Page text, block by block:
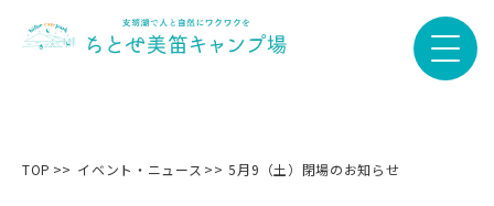
TOP イベント・ニュース 5月9（土）閉場のお知らせ